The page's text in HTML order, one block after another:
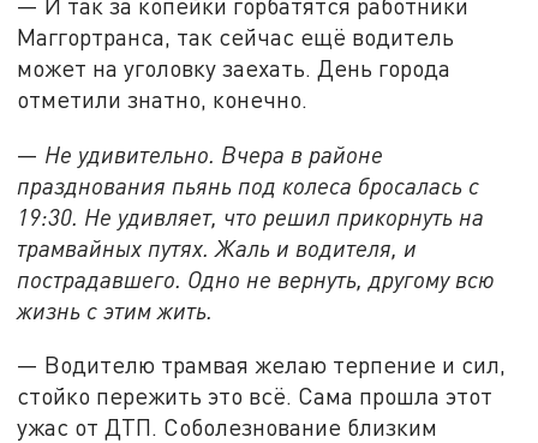
Маггортранса, так сейчас ещё водитель
может на уголовку заехать. День города
отметили знатно, конечно.
— Не удивительно. Вчера в районе
празднования пьянь под колеса бросалась с
19:30. Не удивляет, что решил прикорнуть на
трамвайных путях. Жаль и водителя, и
пострадавшего. Одно не вернуть, другому всю
жизнь с этим жить.
— Водителю трамвая желаю терпение и сил,
стойко пережить это всё. Сама прошла этот
ужас от ДТП. Соболезнование близким